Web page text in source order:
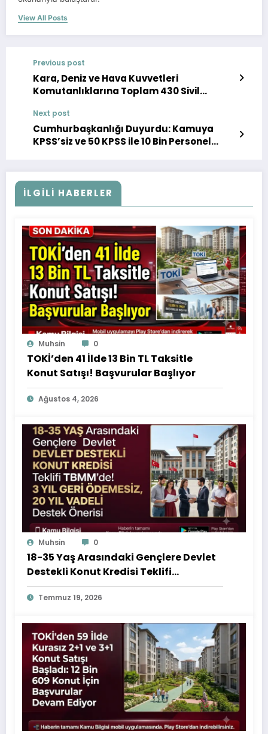
View All Posts
Previous post
Kara, Deniz ve Hava Kuvvetleri
Komutanlıklarına Toplam 430 Sivil
Next post
Cumhurbaşkanlığı Duyurdu: Kamuya
KPSS’siz ve 50 KPSS ile 10 Bin Personel
İLGILI HABERLER
Muhsin 0
TOKİ’den 41 İlde 13 Bin TL Taksitle
Konut Satışı! Başvurular Başlıyor
Ağustos 4, 2026
Muhsin 0
18-35 Yaş Arasındaki Gençlere Devlet
Destekli Konut Kredisi Teklifi
TBMM’de! 3 Yıl Geri Ödemesiz, 20 Yıl
Vadeli Destek Önerisi
Temmuz 19, 2026